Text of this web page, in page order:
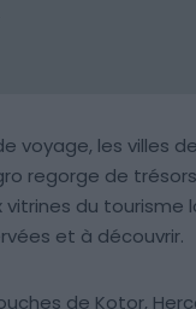
voyage, les villes
regorge de
du tourisme
et à découvrir.
de Kotor,